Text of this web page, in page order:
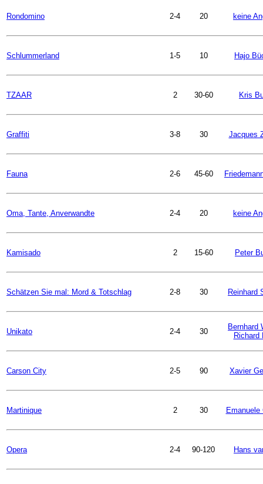
Rondomino 2-4 20 keine
Schlummerland 1-5 10 Hajo
TZAAR 2 30-60 Kris
Graffiti 3-8 30 Jacques
Fauna 2-6 45-60
Oma, Tante, Anverwandte 2-4 20 keine
Kamisado 2 15-60 Peter
Schätzen Sie mal: Mord & Totschlag 2-8 30 Reinhard
Unikato 2-4 30
Bernhard
Richard
Carson City 2-5 90 Xavier
Martinique 2 30 Emanuele
Opera 2-4 90-120 Hans